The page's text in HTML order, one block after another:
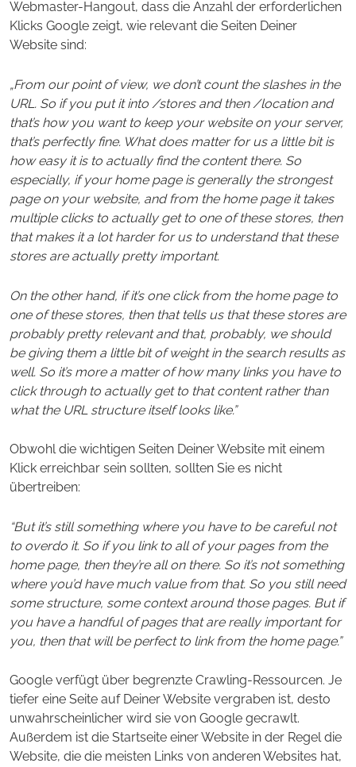
Webmaster-Hangout, dass die Anzahl der erforderlichen
Klicks Google zeigt, wie relevant die Seiten Deiner
Website sind:
„From our point of view, we don’t count the slashes in the
URL. So if you put it into /stores and then /location and
that’s how you want to keep your website on your server,
that’s perfectly fine. What does matter for us a little bit is
how easy it is to actually find the content there. So
especially, if your home page is generally the strongest
page on your website, and from the home page it takes
multiple clicks to actually get to one of these stores, then
that makes it a lot harder for us to understand that these
stores are actually pretty important.
On the other hand, if it’s one click from the home page to
one of these stores, then that tells us that these stores are
probably pretty relevant and that, probably, we should
be giving them a little bit of weight in the search results as
well. So it’s more a matter of how many links you have to
click through to actually get to that content rather than
what the URL structure itself looks like.”
Obwohl die wichtigen Seiten Deiner Website mit einem
Klick erreichbar sein sollten, sollten Sie es nicht
übertreiben:
“But it’s still something where you have to be careful not
to overdo it. So if you link to all of your pages from the
home page, then they’re all on there. So it’s not something
where you’d have much value from that. So you still need
some structure, some context around those pages. But if
you have a handful of pages that are really important for
you, then that will be perfect to link from the home page.”
Google verfügt über begrenzte Crawling-Ressourcen. Je
tiefer eine Seite auf Deiner Website vergraben ist, desto
unwahrscheinlicher wird sie von Google gecrawlt.
Außerdem ist die Startseite einer Website in der Regel die
Website, die die meisten Links von anderen Websites hat,